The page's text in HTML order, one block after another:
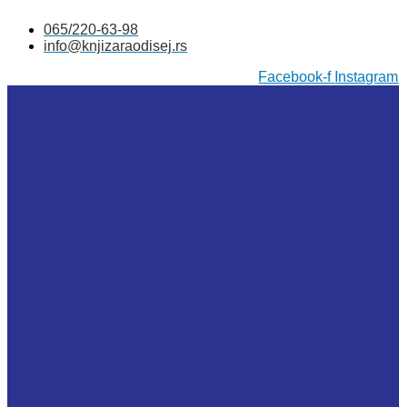
sadržaj
065/220-63-98
info@knjizaraodisej.rs
Facebook-f Instagram